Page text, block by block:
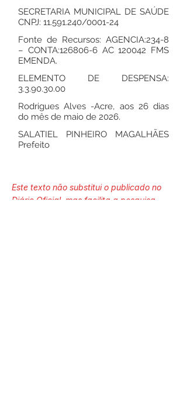
SECRETARIA MUNICIPAL DE SAÚDE
CNPJ: 11.591.240/0001-24
Fonte de Recursos: AGENCIA:234-8
– CONTA:126806-6AC 120042 FMS
EMENDA.
ELEMENTO DE DESPENSA:
3.3.90.30.00
Rodrigues Alves -Acre, aos 26 dias
do mês de maio de 2026.
SALATIEL PINHEIRO MAGALHÃES
Prefeito
Este texto não substitui o publicado no
Diário Oficial, mas facilita a pesquisa